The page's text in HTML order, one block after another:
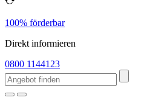
100% förderbar
Direkt informieren
0800 1144123